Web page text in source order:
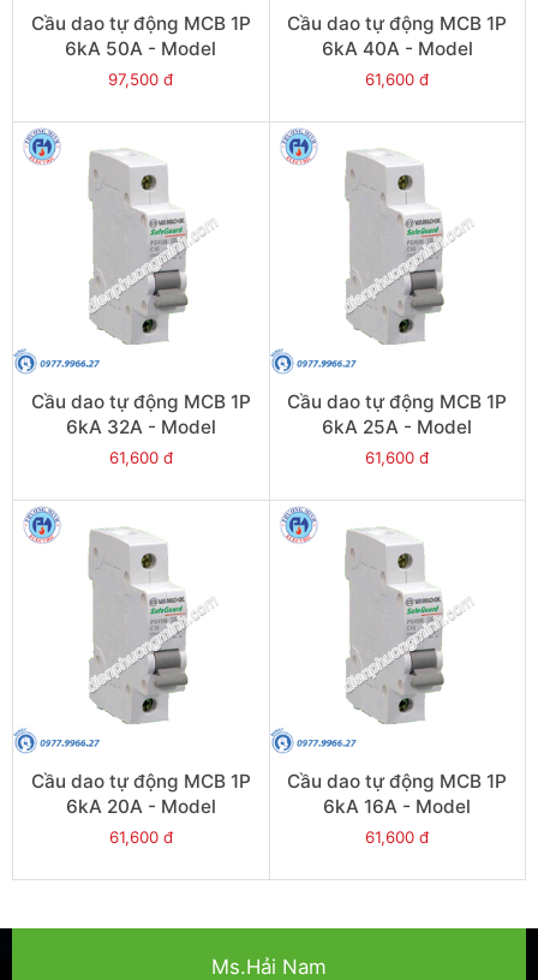
Cầu dao tự động MCB 1P
6kA 50A - Model
PS45S/C1050
97,500 đ
Cầu dao tự động MCB 1P
6kA 40A - Model
PS45S/C1040
61,600 đ
Cầu dao tự động MCB 1P
6kA 32A - Model
PS45S/C1032
61,600 đ
Cầu dao tự động MCB 1P
6kA 25A - Model
PS45S/C1025
61,600 đ
Cầu dao tự động MCB 1P
6kA 20A - Model
PS45S/C1020
61,600 đ
Cầu dao tự động MCB 1P
6kA 16A - Model
PS45S/C1016
61,600 đ
Ms.Hải Nam